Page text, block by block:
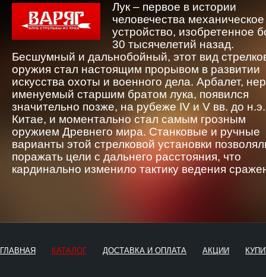
Лук – первое в истории
человечества механическое
устройство, изобретенное
30 тысячелетий назад.
Бесшумный и дальнобойный, этот вид
оружия стал настоящим прорывом в развитии
искусства охоты и военного дела. Арбалет,
именуемый старшим братом лука, появился
значительно позже, на рубеже IV и V вв. до
Китае, и моментально стал самым грозным
оружием Древнего мира. Станковые и ручные
варианты этой стрелковой установки
поражать цели с дальнего расстояния, что
кардинально изменило тактику ведения
ГЛАВНАЯ КАТАЛОГ ДОСТАВКА И ОПЛАТА АКЦИИ